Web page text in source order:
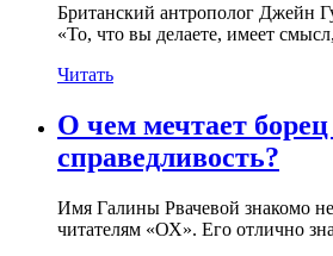
Британский антрополог Джейн
«То, что вы делаете, имеет
Читать
О чем мечтает борец
справедливость?
Имя Галины Рвачевой знакомо
читателям «ОХ». Его отлично